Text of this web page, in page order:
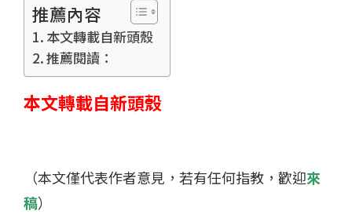
推薦內容
本文轉載自新頭殼
推薦閱讀：
本文轉載自新頭殼
（本文僅代表作者意見，若有任何指教，歡迎來
稿）